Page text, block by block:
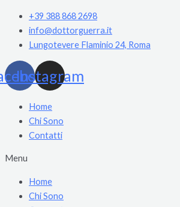
contenuto
+39 388 868 2698
info@dottorguerra.it
Lungotevere Flaminio 24, Roma
Instagram
Home
Chi Sono
Contatti
Menu
Home
Chi Sono